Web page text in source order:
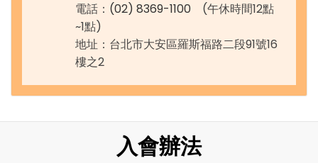
電話： (02) 8369-1100 (午休時間12點
~1點)
地址：台北市大安區羅斯福路二段91號16
樓之2
入會辦法